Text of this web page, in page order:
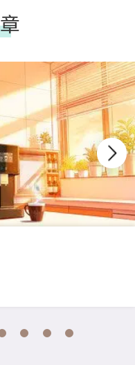
6 7 8 9